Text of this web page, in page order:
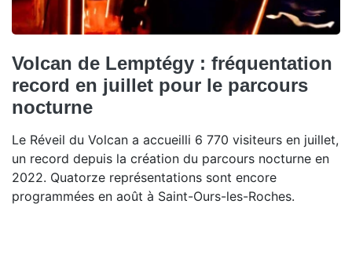
Volcan de Lemptégy : fréquentation
record en juillet pour le parcours
nocturne
Le Réveil du Volcan a accueilli 6 770 visiteurs en juillet,
un record depuis la création du parcours nocturne en
2022. Quatorze représentations sont encore
programmées en août à Saint-Ours-les-Roches.